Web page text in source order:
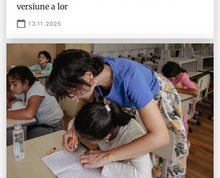
versiune a lor
13.11.2025